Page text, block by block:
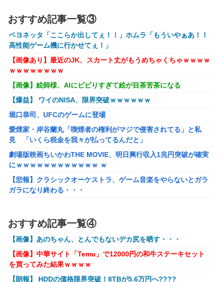
くって終わるｗｗｗｗｗｗｗ
を減らすチート技が発覚ｗｗｗ
【動画】大阪府警に射殺されたオッサン、めちゃめちゃ苦し
そうに死ぬ
【悲報】黒人、卑怯すぎて炎上するｗｗｗｗ
【画像】井口裕香(36)、タンクトップがはち切れそうなくら
いデカイｗｗｗｗｗｗｗｗｗｗｗ
【画像】 AI「写真の背景削除？ガンプラの箱追加しといて
あげよ????」
【ホロライブ】アキロゼ、映画をきっかけに「ちいかわ」に
す」
【FF16】 「ファイナルファンタジー16」発売日が6/22に決
定＆最新PV公開！思ったより発売早い…もう半年後か！
の？
メトロイドプライム4 新品が2999円に…
百合子「隣に座る貴女」【ミリマス】
【VTuber】Google Play「選抜！推しナイン発表会」出演
おすすめ記事一覧③
ベヨネッタ「ここらか出してぇ！！」ホムラ「もういやぁあ！！
高性能ゲーム機に行かせてぇ！」
【画像あり】最近のJK、スカート丈がもうめちゃくちゃｗｗｗｗ
ｗｗｗｗｗｗｗｗ
【画像】絵師様、AIにビビりすぎて絵が目茶苦茶になる
【爆益】 ワイのNISA、限界突破ｗｗｗｗｗｗ
堀口恭司、UFCのゲームに登場
愛煙家・岸谷蘭丸「喫煙者の権利がマジで侵害されてる」と私
見 「いくら税金を我々が払ってるんだと」
劇場版映画ちいかわTHE MOVIE、明日興行収入1兆円突破が確実
にｗｗｗｗｗｗｗｗｗｗｗｗ ｗ
【悲報】クラシックオーケストラ、ゲーム音楽をやらないとガラ
ガラになり終わる・・・
【アークナイツ】Cutiesシリーズ「アンジェリーナ」「テキー
ラ」デフォルメフィギュア【予約開始】
【アズールレーン】グッスマ上海「大鳳：プライベート・クォー
ターズVer.」フィギュア【原型公開】
【ガンダムSEED】バンプレスト「ラクス・クライン」「カガ
おすすめ記事一覧④
【画像】あのちゃん、とんでもないデカ尻を晒す・・・
【画像】中華サイト「Temu」で12000円の和牛ステーキセット
を買ってみた結果ｗｗｗｗ
【朗報】 HDDの価格限界突破！8TBが5.6万円へ????